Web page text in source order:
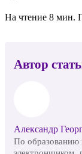
На чтение 8 мин.
Автор
Александр
По образованию